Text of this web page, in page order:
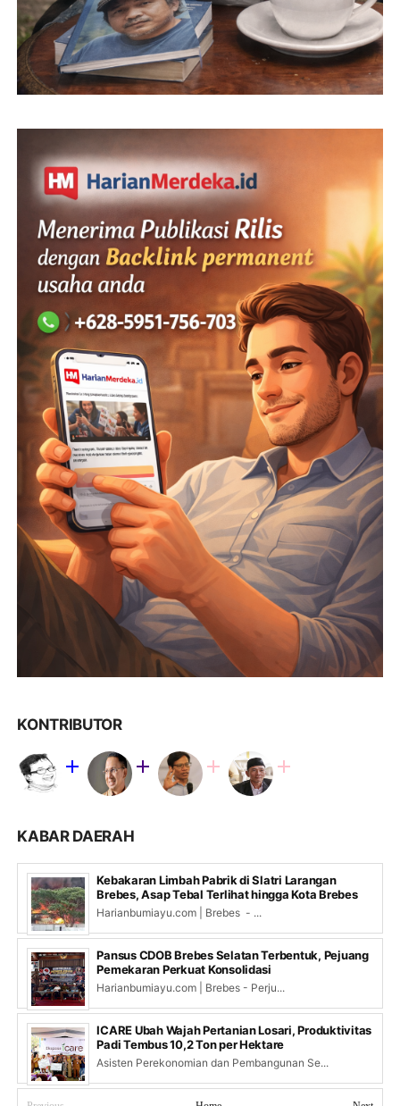
KONTRIBUTOR
KABAR DAERAH
Kebakaran Limbah Pabrik di Slatri Larangan
Brebes, Asap Tebal Terlihat hingga Kota Brebes
Harianbumiayu.com | Brebes - ...
Pansus CDOB Brebes Selatan Terbentuk, Pejuang
Pemekaran Perkuat Konsolidasi
Harianbumiayu.com | Brebes - Perju...
ICARE Ubah Wajah Pertanian Losari, Produktivitas
Padi Tembus 10,2 Ton per Hektare
Asisten Perekonomian dan Pembangunan Se...